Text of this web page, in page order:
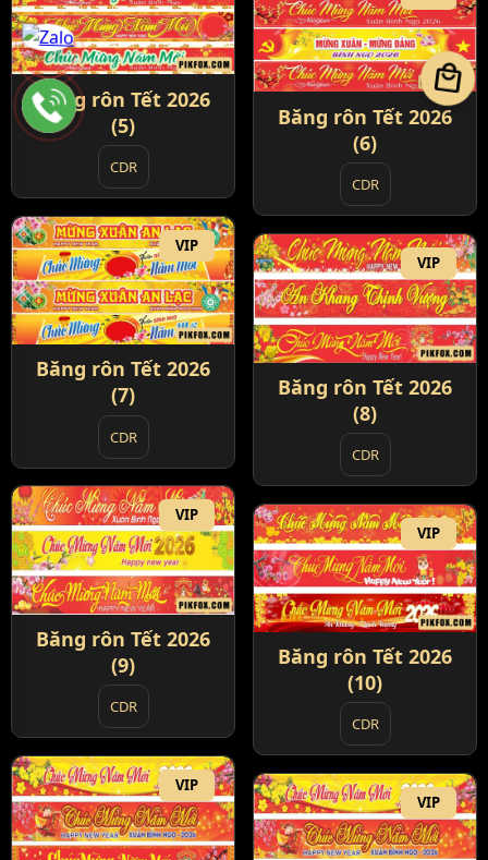
Băng rôn Tết 2026
(5)
CDR
Băng rôn Tết 2026
(6)
CDR
VIP
Băng rôn Tết 2026
(7)
CDR
VIP
Băng rôn Tết 2026
(8)
CDR
VIP
Băng rôn Tết 2026
(9)
CDR
VIP
Băng rôn Tết 2026
(10)
CDR
VIP
VIP
local_mall